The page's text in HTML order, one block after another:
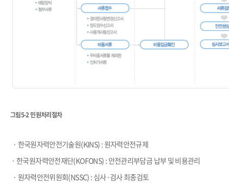
그림5-2 민원처리절차
· 한국원자력안전기술원(KINS) : 원자력안전규제
·한국원자력안전재단(KOFONS) : 안전관리부담금 납부 및 비용관리
· 원자력안전위원회(NSSC) : 심사·검사 최종검토